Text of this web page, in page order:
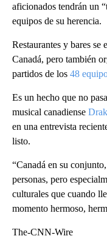
aficionados tendrán un
equipos de su herencia.
Restaurantes y bares se
Canadá, pero también
partidos de los 48
Es un hecho que no
musical canadiense
en una entrevista
listo.
“Canadá en su
personas, pero
culturales que cuando
momento hermoso,
The-CNN-Wire